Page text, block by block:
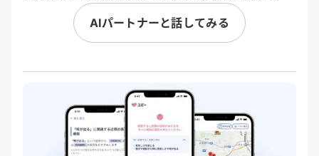
AIパートナーと話してみる